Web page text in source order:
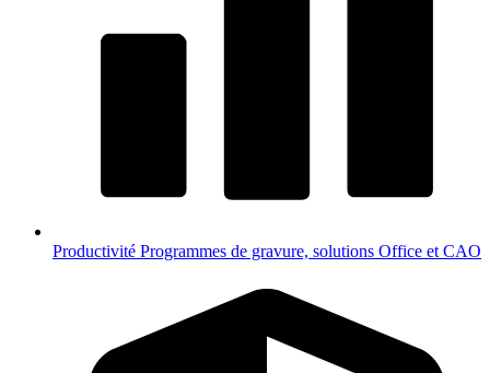
Productivité Programmes de gravure, solutions Office et CAO